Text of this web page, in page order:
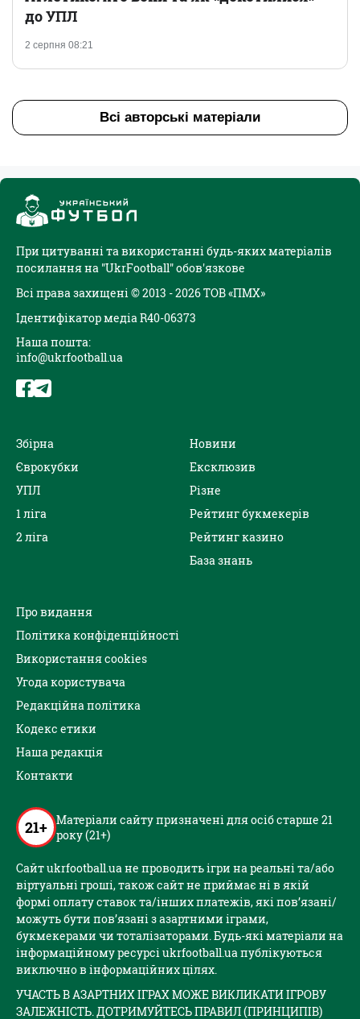
2 серпня 08:21
до УПЛ
Всі авторські матеріали
При цитуванні та використанні будь-яких матеріалів
посилання на "UkrFootball" обов'язкове
Всі права захищені © 2013 - 2026 ТОВ «ПМХ»
Ідентифікатор медіа R40-06373
Наша пошта:
info@ukrfootball.ua
Збірна
Єврокубки
УПЛ
1 ліга
2 ліга
Новини
Ексклюзив
Різне
Рейтинг букмекерів
Рейтинг казино
База знань
Про видання
Політика конфіденційності
Використання cookies
Угода користувача
Редакційна політика
Кодекс етики
Наша редакція
Контакти
21+ Матеріали сайту призначені для осіб старше 21
року (21+)
Сайт ukrfootball.ua не проводить ігри на реальні та/або
віртуальні гроші, також сайт не приймає ні в якій
формі оплату ставок та/інших платежів, які пов’язані/
можуть бути пов’язані з азартними іграми,
букмекерами чи тоталізаторами. Будь-які матеріали на
інформаційному ресурсі ukrfootball.ua публікуються
виключно в інформаційних цілях.
УЧАСТЬ В АЗАРТНИХ ІГРАХ МОЖЕ ВИКЛИКАТИ ІГРОВУ
ЗАЛЕЖНІСТЬ. ДОТРИМУЙТЕСЬ ПРАВИЛ (ПРИНЦИПІВ)